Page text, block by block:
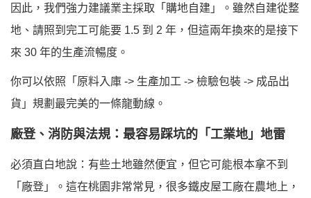
因此，我們強力建議業主採取「購地自建」。雖然自建從整
地、請照到完工可能要 1.5 到 2 年，但這兩年換來的是接下
來 30 年的生產流暢度。
你可以依照「原料入庫 -> 生產加工 -> 檢驗包裝 -> 成品出
貨」規劃最完美的一條龍動線。
廠登、消防與法規：最容易踩坑的「工業地」地雷
必須直白地說：有些土地雖然便宜，但它可能根本拿不到
「廠登」。這在桃園非常常見，很多鐵皮屋工廠在農地上，